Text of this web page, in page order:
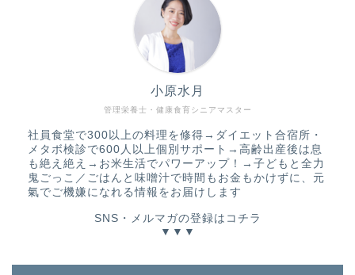
管理栄養士・健康食育シニアマスター
小原水月
社員食堂で300以上の料理を修得→ダイエット合宿所・
メタボ検診で600人以上個別サポート→高齢出産後は息
も絶え絶え→お米生活でパワーアップ！→子どもと全力
鬼ごっこ／ごはんと味噌汁で時間もお金もかけずに、元
氣でご機嫌になれる情報をお届けします
SNS・メルマガの登録はコチラ
▼▼▼